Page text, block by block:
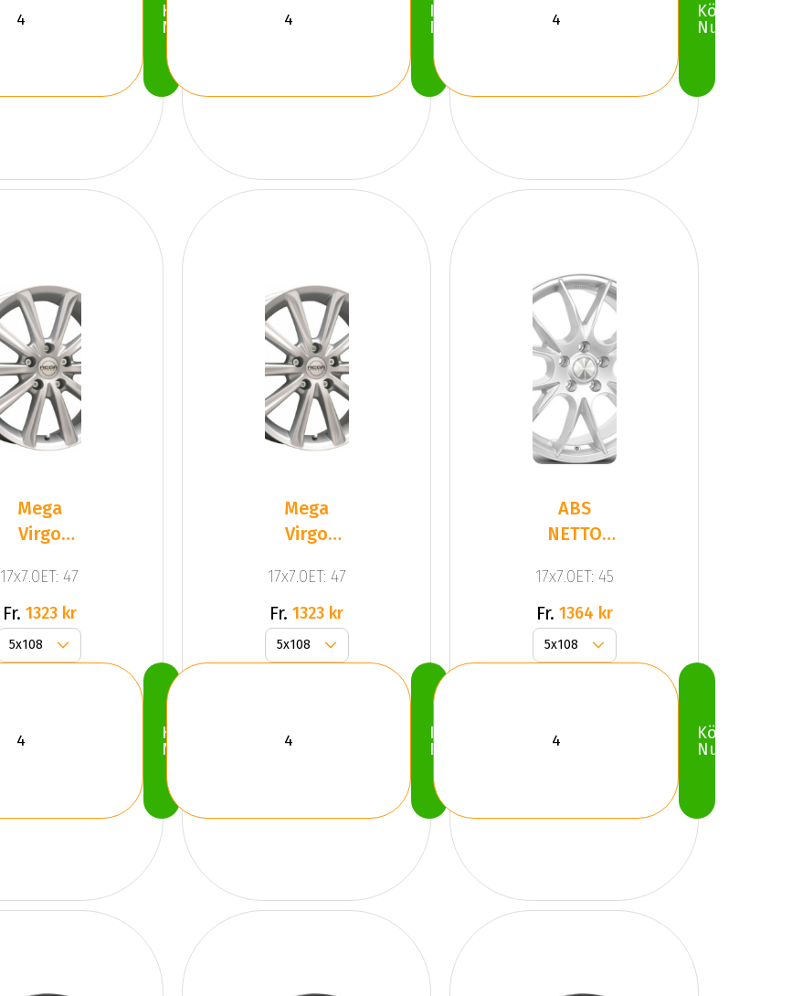
Köp
Nu
Köp
Nu
Köp
Nu
Mega
Virgo
17x7.0ET: 47
Fr. 1323 kr
Köp
Nu
Mega
Virgo
17x7.0ET: 47
Fr. 1323 kr
Köp
Nu
ABS
NETTO
SILVER
17x7.0ET: 45
Fr. 1364 kr
Köp
Nu